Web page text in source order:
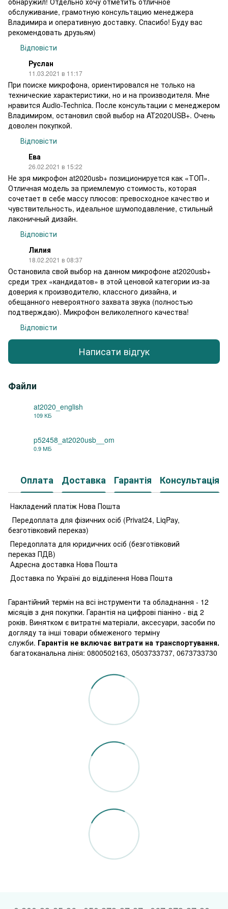
обслуживание, грамотную консультацию менеджера
Владимира и оперативную доставку. Спасибо! Буду вас
рекомендовать друзьям)
Відповісти
Руслан
11.03.2021 в 11:17
При поиске микрофона, ориентировался не только на
технические характеристики, но и на производителя. Мне
нравится Audio-Technica. После консультации с менеджером
Владимиром, остановил свой выбор на AT2020USB+. Очень
доволен покупкой.
Відповісти
Ева
26.02.2021 в 15:22
Не зря микрофон at2020usb+ позиционируется как «ТОП».
Отличная модель за приемлемую стоимость, которая
сочетает в себе массу плюсов: превосходное качество и
чувствительность, идеальное шумоподавление, стильный
лаконичный дизайн.
Відповісти
Лилия
18.02.2021 в 08:37
Остановила свой выбор на данном микрофоне at2020usb+
среди трех «кандидатов» в этой ценовой категории из-за
доверия к производителю, классного дизайна, и
обещанного невероятного захвата звука (полностью
подтверждаю). Микрофон великолепного качества!
Відповісти
Написати відгук
Файли
at2020_english
109 КБ
p52458_at2020usb__om
0.9 МБ
Оплата Доставка Гарантія Консультація
Накладений платіж Нова Пошта
Передоплата для фізичних осіб (Privat24, LiqPay,
безготівковий переказ)
Передоплата для юридичних осіб (безготівковий
переказ ПДВ)
Адресна доставка Нова Пошта
Доставка по Україні до відділення Нова Пошта
Гарантійний термін на всі інструменти та обладнання - 12
місяців з дня покупки. Гарантія на цифрові піаніно - від 2
років. Винятком є витратні матеріали, аксесуари, засоби по
догляду та інші товари обмеженого терміну
служби. Гарантія не включає витрати на транспортування.
багатоканальна лінія: 0800502163, 0503733737, 0673733730